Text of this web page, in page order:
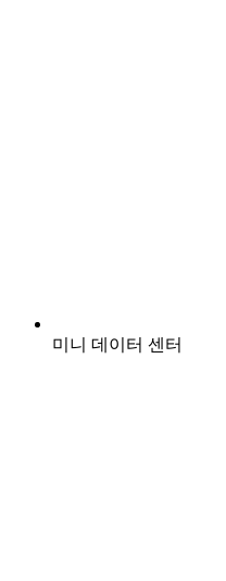
미니 데이터 센터